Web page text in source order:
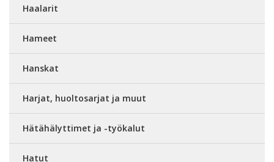
Haalarit
Hameet
Hanskat
Harjat, huoltosarjat ja muut
Hätähälyttimet ja -työkalut
Hatut